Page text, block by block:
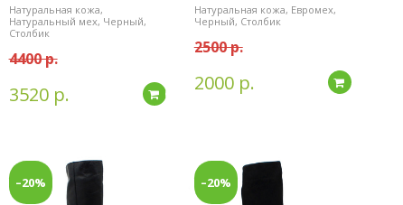
Натуральная кожа,
Натуральный мех, Черный,
Столбик
4400 р.
3520 р. Подробнее
Натуральная кожа, Евромех,
Черный, Столбик
2500 р.
2000 р.
–20% –20%